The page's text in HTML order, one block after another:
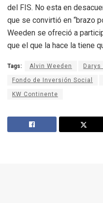
del FIS. No esta en
que se convirtió en “brazo
Weeden se ofreció a
que el que la hace la tiene
Tags: Alvin Weeden Darys
Fondo de Inversión Social
KW Continente